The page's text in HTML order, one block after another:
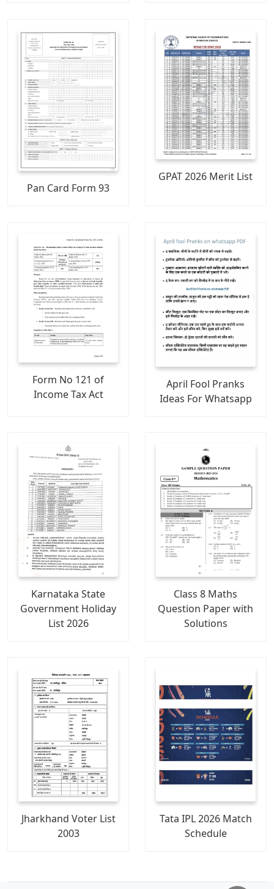
Pan Card Form 93
GPAT 2026 Merit List
Form No 121 of
Income Tax Act
April Fool Pranks
Ideas For Whatsapp
Karnataka State
Government Holiday
List 2026
Class 8 Maths
Question Paper with
Solutions
Jharkhand Voter List
2003
Tata IPL 2026 Match
Schedule